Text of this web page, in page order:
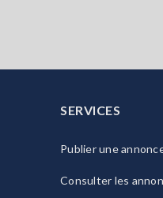
SERVICES
Publier une
Consulter les